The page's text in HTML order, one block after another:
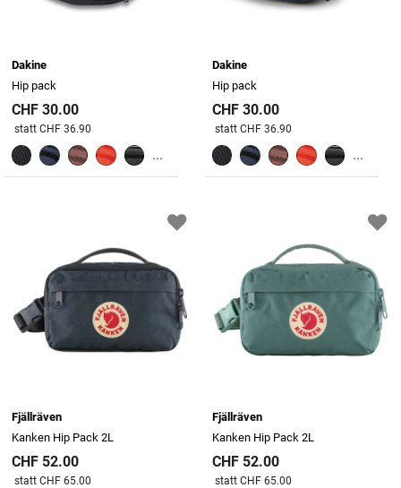
Dakine
Hip pack
CHF 30.00
Preis reduziert von
statt CHF 36.90
...
Dakine
Hip pack
CHF 30.00
Preis reduziert von
statt CHF 36.90
...
Fjällräven
Kanken Hip Pack 2L
CHF 52.00
Preis reduziert von
statt CHF 65.00
Fjällräven
Kanken Hip Pack 2L
CHF 52.00
Preis reduziert von
statt CHF 65.00